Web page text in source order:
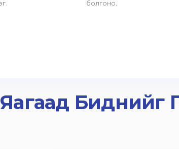
болгоно.
Яагаад Биднийг